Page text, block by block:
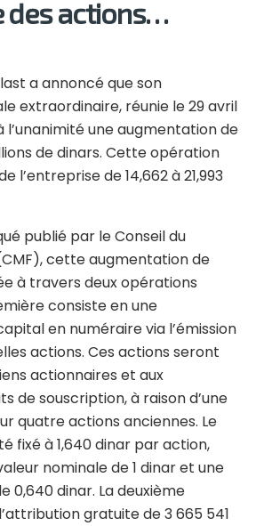
des actions…
a annoncé que son
extraordinaire, réunie le 29 avril
l’unanimité une augmentation de
de dinars. Cette opération
l’entreprise de 14,662 à 21,993
publié par le Conseil du
cette augmentation de
à travers deux opérations
consiste en une
en numéraire via l’émission
actions. Ces actions seront
actionnaires et aux
de souscription, à raison d’une
quatre actions anciennes. Le
fixé à 1,640 dinar par action,
nominale de 1 dinar et une
0,640 dinar. La deuxième
gratuite de 3 665 541